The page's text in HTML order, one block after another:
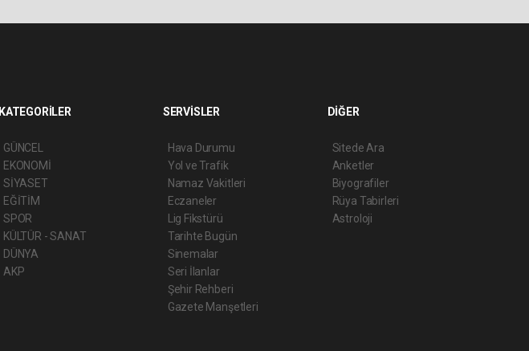
KATEGORİLER
GÜNCEL
EKONOMİ
SİYASET
EĞİTİM
SPOR
KÜLTÜR - SANAT
DÜNYA
AKP
SERVİSLER
Hava Durumu
Yol ve Trafik
Namaz Vakitleri
Eczaneler
Lig Fikstürü
Tarihte Bugün
Sinemalar
Seri İlanlar
Şehir Rehberi
Gazete Manşetleri
DİĞER
Sitede Ara
Anketler
Biyografiler
Rüya Tabirleri
Astroloji